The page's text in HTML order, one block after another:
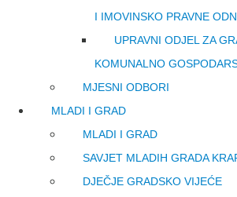
I IMOVINSKO PRAVNE
UPRAVNI ODJEL ZA
KOMUNALNO
MJESNI ODBORI
MLADI I GRAD
MLADI I GRAD
SAVJET MLADIH GRADA
DJEČJE GRADSKO VIJEĆE